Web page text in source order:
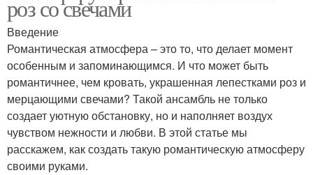
роз со свечами
Введение
Романтическая атмосфера – это то, что делает момент
особенным и запоминающимся. И что может быть
романтичнее, чем кровать, украшенная лепестками роз и
мерцающими свечами? Такой ансамбль не только
создает уютную обстановку, но и наполняет воздух
чувством нежности и любви. В этой статье мы
расскажем, как создать такую романтическую атмосферу
своими руками.